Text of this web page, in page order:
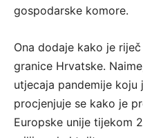
gospodarske komore.
Ona dodaje kako je
granice Hrvatske.
utjecaja pandemije koju
procjenjuje se kako je
Europske unije tijekom